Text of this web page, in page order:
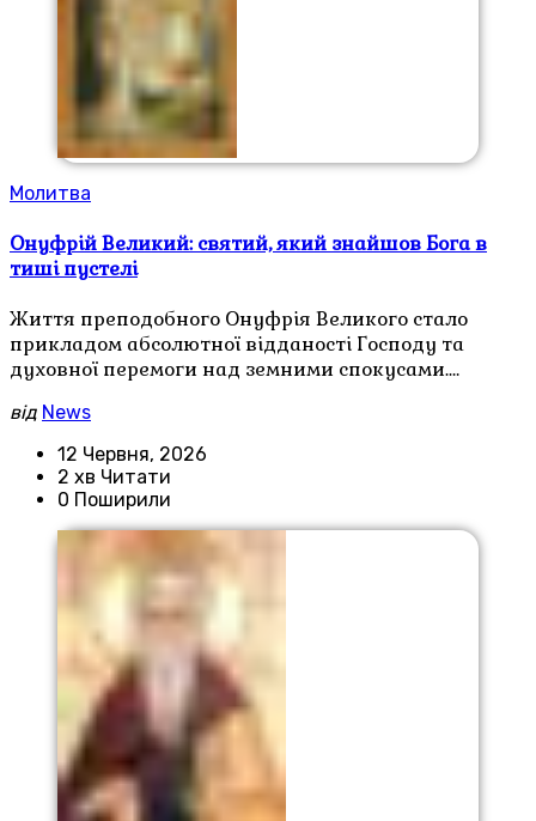
Молитва
Онуфрій Великий: святий, який знайшов Бога в
тиші пустелі
Життя преподобного Онуфрія Великого стало
прикладом абсолютної відданості Господу та
духовної перемоги над земними спокусами.…
від News
12 Червня, 2026
2 хв Читати
0 Поширили